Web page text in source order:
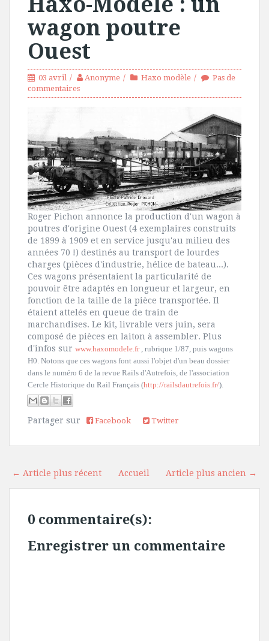
wagon poutre
Ouest
03 avril Anonyme Haxo modèle
Pas de
commentaires
Roger Pichon annonce la production d'un wagon à
poutres d'origine Ouest (4 exemplaires construits
de 1899 à 1909 et en service jusqu'au milieu des
années 70 !) destinés au transport de lourdes
charges (pièces d'industrie, hélice de bateau...).
Ces wagons présentaient la particularité de
pouvoir être adaptés en longueur et largeur, en
fonction de la taille de la pièce transportée. Il
étaient attelés en queue de train de
marchandises. Le kit, livrable vers juin, sera
composé de pièces en laiton à assembler. Plus
d'infos sur www.haxomodele.fr, rubrique 1/87, puis wagons
H0. Notons que ces wagons font aussi l'objet d'un beau dossier
dans le numéro 6 de la revue Rails d'Autrefois, de l'association
Cercle Historique du Rail Français (http://railsdautrefois.fr/).
Partager sur Facebook Twitter
← Article plus récent Article plus ancien →
Accueil
0 commentaire(s):
Enregistrer un commentaire